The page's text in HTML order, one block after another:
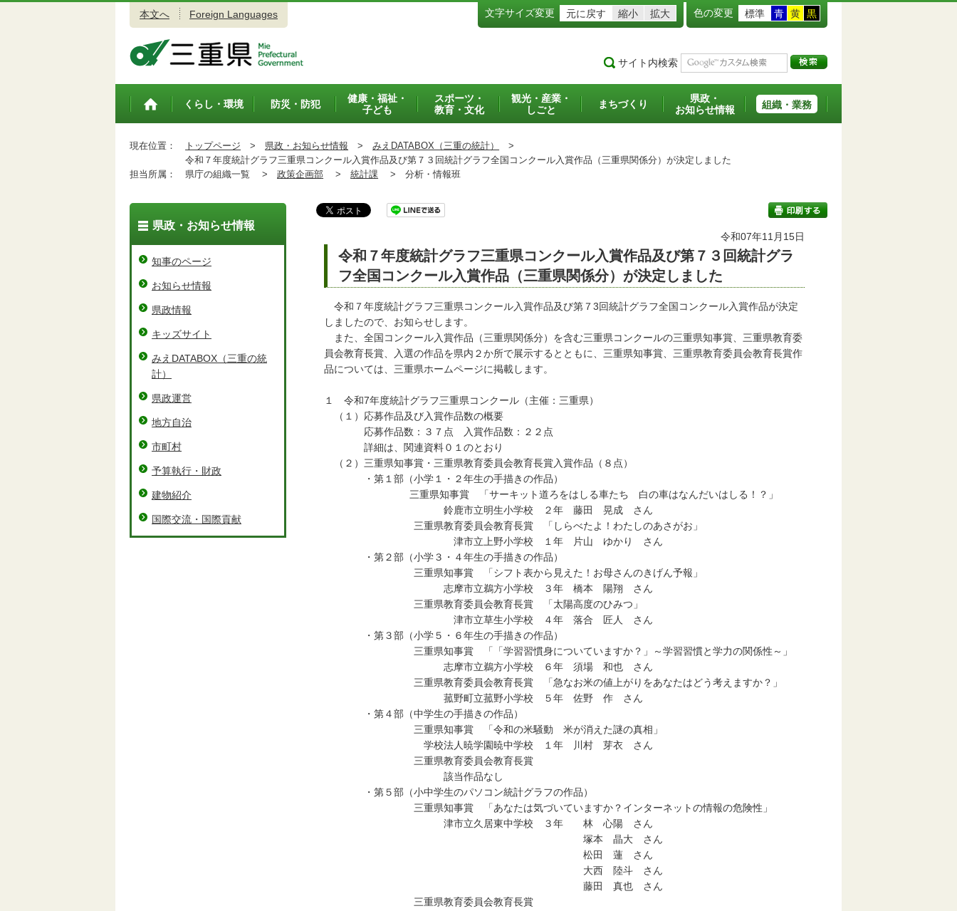
本文へ Foreign Languages 文字サイズ変更 元に戻す 縮小 拡大 色の変更 標準 青 黄 黒
サイト内検索
トップペ
くらし・環境 防災・防犯
健康・福祉・
子ども
スポーツ・
教育・文化
観光・産業・
しごと
まちづくり
県政・
お知らせ情報
組織・業務
現在位置： トップページ > 県政・お知らせ情報 > みえDATABOX（三重の統計）
>
令和７年度統計グラフ三重県コンクール入賞作品及び第７３回統計グラフ全国コンクール入賞作品（三重県関係分）が決定しました
担当所属：
県庁の組織一覧 > 政策企画部 > 統計課 > 分析・情報班
令和07年11月15日
令和７年度統計グラフ三重県コンクール入賞作品及び第７３回統計グラ
フ全国コンクール入賞作品（三重県関係分）が決定しました
令和７年度統計グラフ三重県コンクール入賞作品及び第７3回統計グラフ全国コンクール入賞作品が決定
しましたので、お知らせします。
また、全国コンクール入賞作品（三重県関係分）を含む三重県コンクールの三重県知事賞、三重県教育委
員会教育長賞、入選の作品を県内２か所で展示するとともに、三重県知事賞、三重県教育委員会教育長賞作
品については、三重県ホームページに掲載します。
１ 令和7年度統計グラフ三重県コンクール（主催：三重県）
（１）応募作品及び入賞作品数の概要
応募作品数：３７点 入賞作品数：２２点
詳細は、関連資料０１のとおり
（２）三重県知事賞・三重県教育委員会教育長賞入賞作品（８点）
・第１部（小学１・２年生の手描きの作品）
三重県知事賞 「サーキット道ろをはしる車たち 白の車はなんだいはしる！？」
鈴鹿市立明生小学校 ２年 藤田 晃成 さん
三重県教育委員会教育長賞 「しらべたよ！わたしのあさがお」
津市立上野小学校 １年 片山 ゆかり さん
・第２部（小学３・４年生の手描きの作品）
三重県知事賞 「シフト表から見えた！お母さんのきげん予報」
志摩市立鵜方小学校 ３年 橋本 陽翔 さん
三重県教育委員会教育長賞 「太陽高度のひみつ」
津市立草生小学校 ４年 落合 匠人 さん
・第３部（小学５・６年生の手描きの作品）
三重県知事賞 「「学習習慣身についていますか？」～学習習慣と学力の関係性～」
志摩市立鵜方小学校 ６年 須場 和也 さん
三重県教育委員会教育長賞 「急なお米の値上がりをあなたはどう考えますか？」
菰野町立菰野小学校 ５年 佐野 作 さん
・第４部（中学生の手描きの作品）
三重県知事賞 「令和の米騒動 米が消えた謎の真相」
学校法人暁学園暁中学校 １年 川村 芽衣 さん
三重県教育委員会教育長賞
該当作品なし
・第５部（小中学生のパソコン統計グラフの作品）
三重県知事賞 「あなたは気づいていますか？インターネットの情報の危険性」
津市立久居東中学校 ３年 林 心陽 さん
塚本 晶大 さん
松田 蓮 さん
大西 陸斗 さん
藤田 真也 さん
三重県教育委員会教育長賞
県政・お知らせ情報
知事のページ
お知らせ情報
県政情報
キッズサイト
みえDATABOX（三重の統
計）
県政運営
地方自治
市町村
予算執行・財政
建物紹介
国際交流・国際貢献